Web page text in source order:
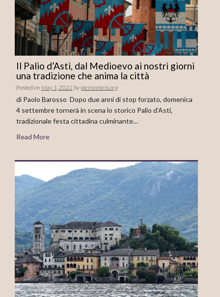
Il Palio d’Asti, dal Medioevo ai nostri giorni
una tradizione che anima la città
Posted on May 1, 2022 by piemonteis.org
di Paolo Barosso Dopo due anni di stop forzato, domenica
4 settembre tornerà in scena lo storico Palio d’Asti,
tradizionale festa cittadina culminante…
Read More